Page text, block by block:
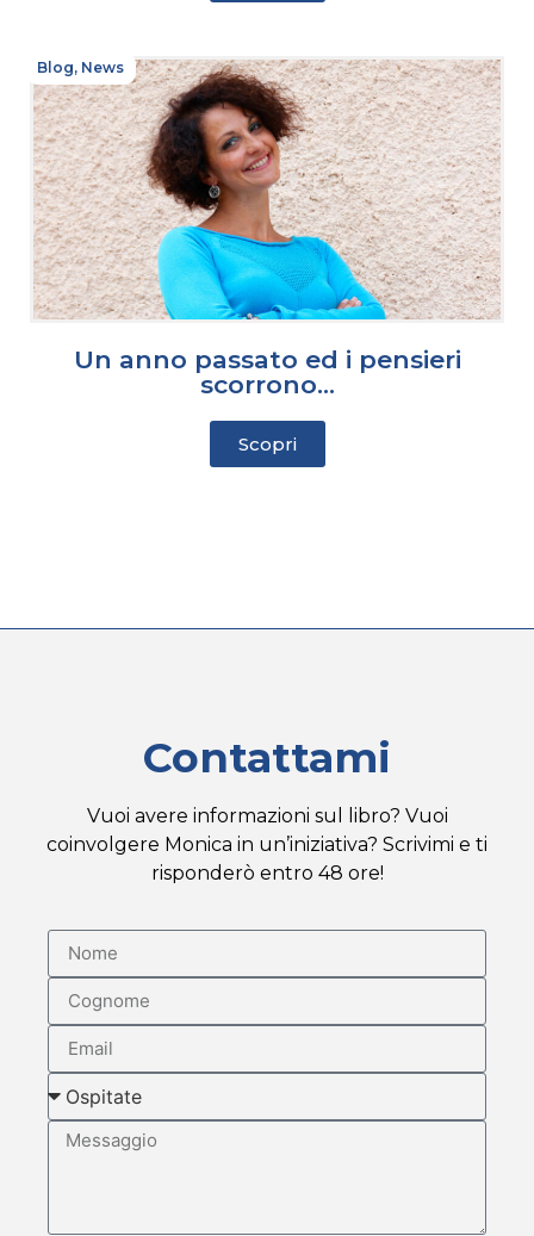
Blog, News
Un anno passato ed i pensieri
scorrono…
Scopri
Contattami
Vuoi avere informazioni sul libro? Vuoi
coinvolgere Monica in un’iniziativa? Scrivimi e ti
risponderò entro 48 ore!